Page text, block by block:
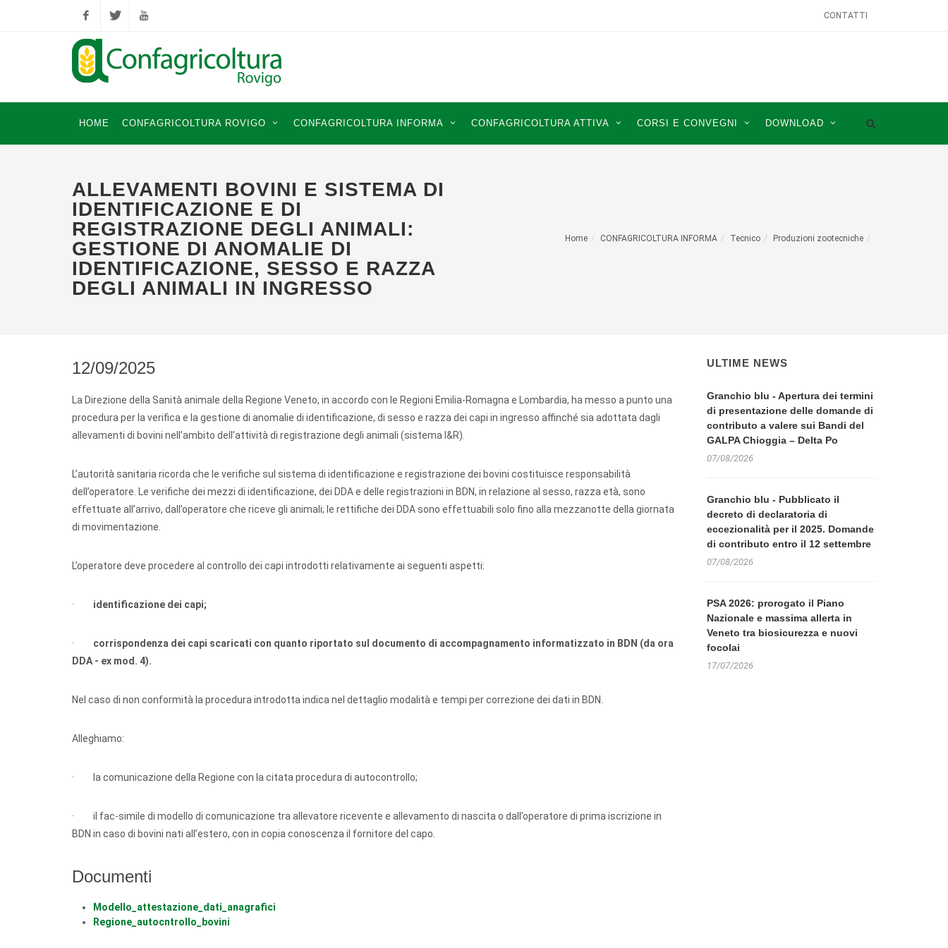
FacebookTwitter YouTube
CONTATTI
HOME CONFAGRICOLTURA ROVIGO CONFAGRICOLTURA INFORMA CONFAGRICOLTURA ATTIVA CORSI E CONVEGNI DOWNLOAD
ALLEVAMENTI BOVINI E SISTEMA DI
IDENTIFICAZIONE E DI
REGISTRAZIONE DEGLI ANIMALI:
GESTIONE DI ANOMALIE DI
IDENTIFICAZIONE, SESSO E RAZZA
DEGLI ANIMALI IN INGRESSO
Home CONFAGRICOLTURA INFORMA Tecnico Produzioni zootecniche
12/09/2025
La Direzione della Sanità animale della Regione Veneto, in accordo con le Regioni Emilia-Romagna e Lombardia, ha messo a punto una
procedura per la verifica e la gestione di anomalie di identificazione, di sesso e razza dei capi in ingresso affinché sia adottata dagli
allevamenti di bovini nell’ambito dell’attività di registrazione degli animali (sistema I&R).
L’autorità sanitaria ricorda che le verifiche sul sistema di identificazione e registrazione dei bovini costituisce responsabilità
dell’operatore. Le verifiche dei mezzi di identificazione, dei DDA e delle registrazioni in BDN, in relazione al sesso, razza età, sono
effettuate all’arrivo, dall’operatore che riceve gli animali; le rettifiche dei DDA sono effettuabili solo fino alla mezzanotte della giornata
di movimentazione.
L’operatore deve procedere al controllo dei capi introdotti relativamente ai seguenti aspetti:
· identificazione dei capi;
· corrispondenza dei capi scaricati con quanto riportato sul documento di accompagnamento informatizzato in BDN (da ora
DDA - ex mod. 4).
Nel caso di non conformità la procedura introdotta indica nel dettaglio modalità e tempi per correzione dei dati in BDN.
Alleghiamo:
· la comunicazione della Regione con la citata procedura di autocontrollo;
· il fac-simile di modello di comunicazione tra allevatore ricevente e allevamento di nascita o dall’operatore di prima iscrizione in
BDN in caso di bovini nati all’estero, con in copia conoscenza il fornitore del capo.
Documenti
Modello_attestazione_dati_anagrafici
Regione_autocntrollo_bovini
ULTIME NEWS
Granchio blu - Apertura dei termini
di presentazione delle domande di
contributo a valere sui Bandi del
GALPA Chioggia – Delta Po
07/08/2026
Granchio blu - Pubblicato il
decreto di declaratoria di
eccezionalità per il 2025. Domande
di contributo entro il 12 settembre
07/08/2026
PSA 2026: prorogato il Piano
Nazionale e massima allerta in
Veneto tra biosicurezza e nuovi
focolai
17/07/2026